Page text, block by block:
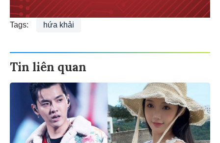
Tags: hứa khải
Tin liên quan